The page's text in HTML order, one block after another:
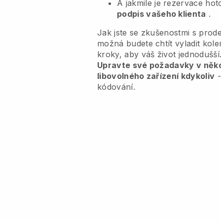
A jakmile je rezervace
podpis vašeho klienta .
Jak jste se zkušenostmi s
možná budete chtít vyladit
kroky, aby váš život
Upravte své požadavky v
libovolného zařízení kdykoliv
kódování.